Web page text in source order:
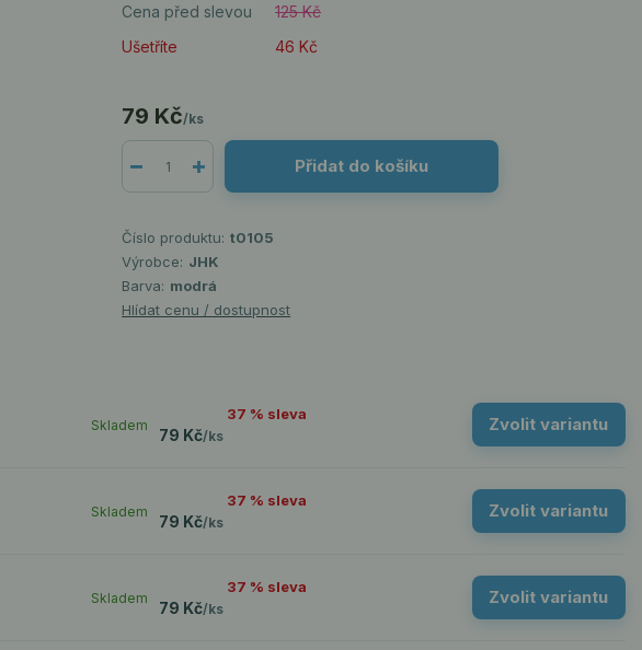
Cena před slevou
125 Kč
Ušetříte
46 Kč
79 Kč/ks
Přidat do košíku
Číslo produktu: t0105
Výrobce: JHK
Barva: modrá
Hlídat cenu / dostupnost
37 % sleva
79 Kč/ks
Skladem Zvolit variantu
37 % sleva
79 Kč/ks
Skladem Zvolit variantu
37 % sleva
79 Kč/ks
Skladem Zvolit variantu